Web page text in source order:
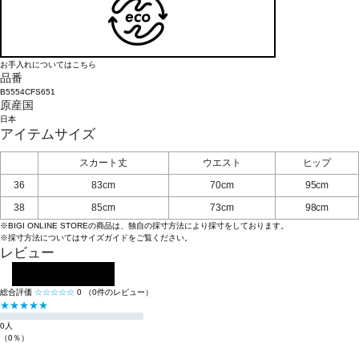
お手入れについてはこちら
品番
B5554CFS651
原産国
日本
アイテムサイズ
スカート丈 ウエスト
ヒップ
36
83cm 70cm
95cm
38
85cm 73cm 98cm
※BIGI ONLINE STOREの商品は、独自の採寸方法により採寸をしております。
※採寸方法についてはサイズガイドをご覧ください。
レビュー
総合評価 ☆☆☆☆☆ 0 （0件のレビュー）
★★★★★
0人
（0％）